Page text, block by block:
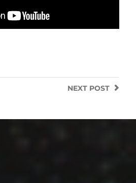
NEXT POST